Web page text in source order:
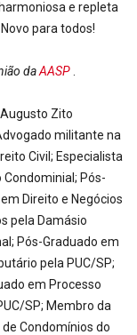
e repleta
para todos!
daAASP
Zito
militante na
Civil; Especialista
Condominial; Pós-
Direito e Negócios
pela Damásio
Pós-Graduado em
pela PUC/SP;
em Processo
SP; Membro da
Condomínios do